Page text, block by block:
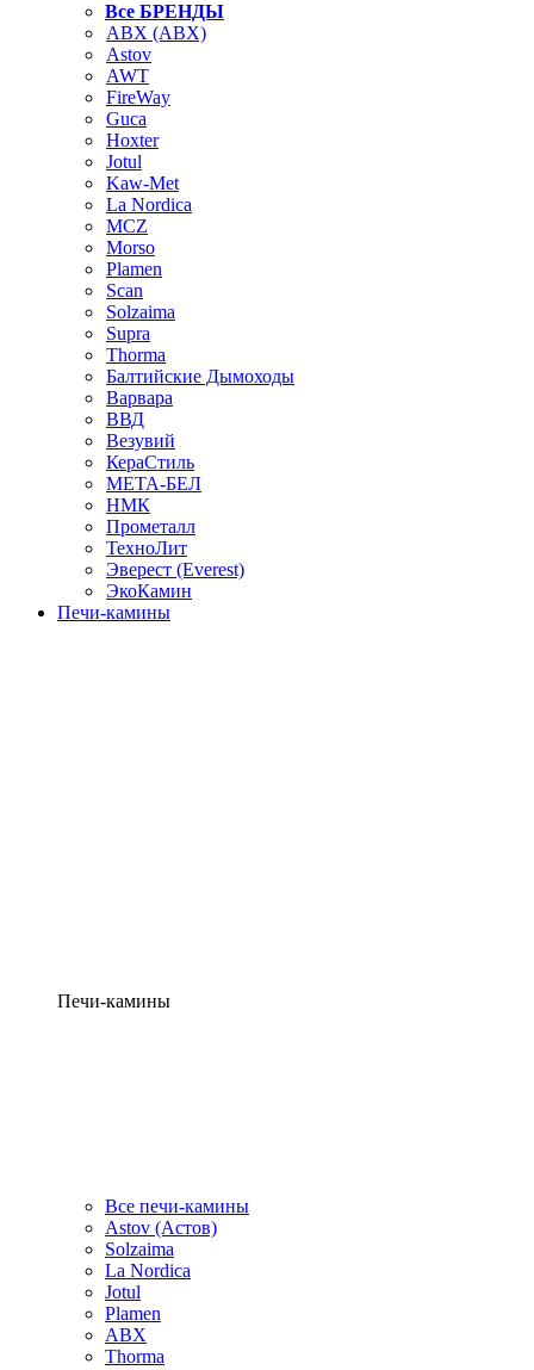
Все БРЕНДЫ
ABX (АВХ)
Astov
AWT
FireWay
Guca
Hoxter
Jotul
Kaw-Met
La Nordica
MCZ
Morso
Plamen
Scan
Solzaima
Supra
Thorma
Балтийские Дымоходы
Варвара
ВВД
Везувий
КераСтиль
МЕТА-БЕЛ
НМК
Прометалл
ТехноЛит
Эверест (Everest)
ЭкоКамин
Печи-камины
Печи-камины
Все печи-камины
Astov (Астов)
Solzaima
La Nordica
Jotul
Plamen
ABX
Thorma